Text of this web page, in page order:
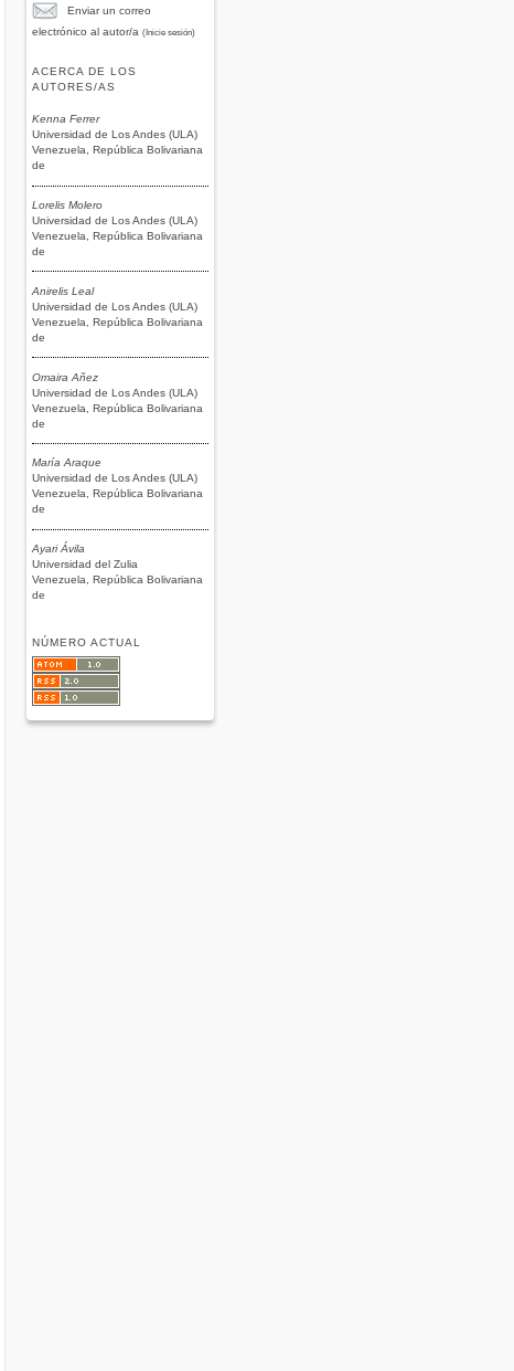
Enviar un correo
electrónico al autor/a (Inicie sesión)
ACERCA DE LOS
AUTORES/AS
Kenna Ferrer
Universidad de Los Andes (ULA)
Venezuela, República Bolivariana
de
Lorelis Molero
Universidad de Los Andes (ULA)
Venezuela, República Bolivariana
de
Anirelis Leal
Universidad de Los Andes (ULA)
Venezuela, República Bolivariana
de
Omaira Añez
Universidad de Los Andes (ULA)
Venezuela, República Bolivariana
de
María Araque
Universidad de Los Andes (ULA)
Venezuela, República Bolivariana
de
Ayari Ávila
Universidad del Zulia
Venezuela, República Bolivariana
de
NÚMERO ACTUAL